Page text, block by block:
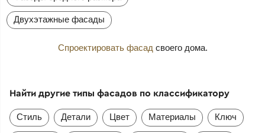
Двухэтажные фасады
Спроектировать фасад своего дома.
Найти другие типы фасадов по классификатору
Стиль Детали Цвет Материалы Ключ